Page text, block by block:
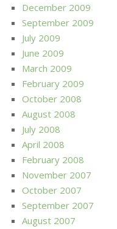
December 2009
September 2009
July 2009
June 2009
March 2009
February 2009
October 2008
August 2008
July 2008
April 2008
February 2008
November 2007
October 2007
September 2007
August 2007